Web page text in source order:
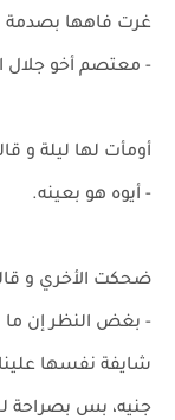
غرت فاهها بصدمة
- معتصم أخو جلال
أومأت لها ليلة و
- أيوه هو بعينه.
ضحكت الأخري و
- بغض النظر إن ما
شايفة نفسها
جنيه، بس بصراحة